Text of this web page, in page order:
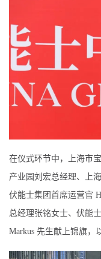
在仪式环节中，上海市
产业园刘宏总经理、上
伏能士集团首席运营官
总经理张铭女士、伏能
Markus 先生献上锦旗，